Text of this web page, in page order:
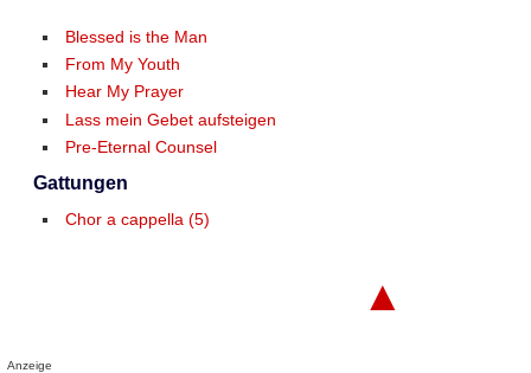
Blessed is the Man
From My Youth
Hear My Prayer
Lass mein Gebet aufsteigen
Pre-Eternal Counsel
Gattungen
Chor a cappella (5)
▲
Anzeige